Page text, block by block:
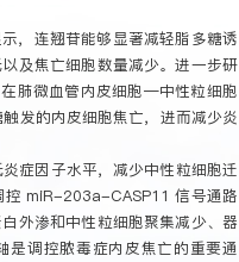
，连翘苷能够显著减轻脂多糖诱
及焦亡细胞数量减少。进一步研
肺微血管内皮细胞—中性粒细胞
发的内皮细胞焦亡，进而减少炎
症因子水平，减少中性粒细胞迁
控 miR-203a-CASP11 信号通路
外渗和中性粒细胞聚集减少、器
调控脓毒症内皮焦亡的重要通